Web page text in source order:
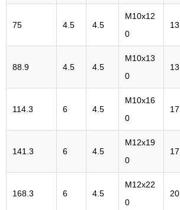
75 4.5 4.5
M10x12
0
13
88.9 4.5 4.5
M10x13
0
13
114.3 6 4.5
M10x16
0
17
141.3 6 4.5
M12x19
0
17
168.3 6 4.5
M12x22
0
20